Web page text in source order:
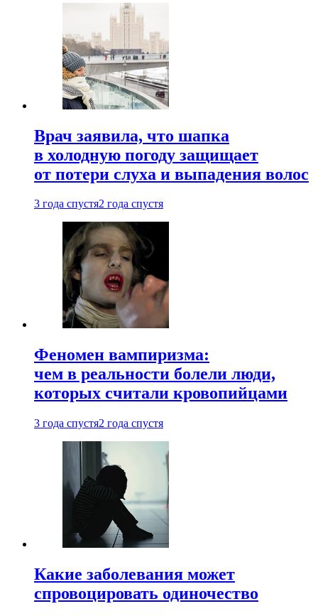
Врач заявила, что шапка
в холодную погоду защищает
от потери слуха и выпадения волос
3 года спустя2 года спустя
Феномен вампиризма:
чем в реальности болели люди,
которых считали кровопийцами
3 года спустя2 года спустя
Какие заболевания может
спровоцировать одиночество